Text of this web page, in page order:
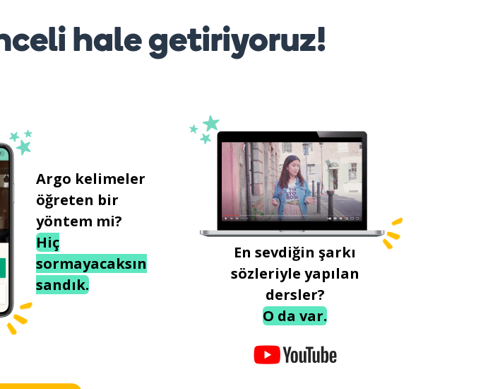
hale getiriyoruz!
Argo kelimeler
öğreten bir
yöntem mi?
Hiç
sormayacaksın
sandık.
En sevdiğin şarkı
sözleriyle yapılan
dersler?
O da var.